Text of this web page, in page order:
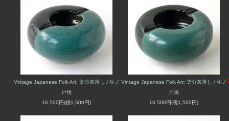
Vintage Japanese Folk Art: 染分灰落し / 牛ノ
戸焼
16,500円(税1,500円)
Vintage Japanese Folk Art: 染分灰落し / 牛ノ
戸焼
16,500円(税1,500円)